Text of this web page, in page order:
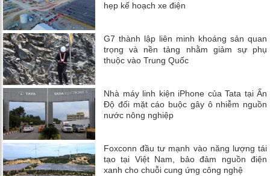
hẹp kế hoạch xe điện
G7 thành lập liên minh khoáng sản quan
trọng và nền tảng nhằm giảm sự phụ
thuộc vào Trung Quốc
Nhà máy linh kiện iPhone của Tata tại Ấn
Độ đối mặt cáo buộc gây ô nhiễm nguồn
nước nông nghiệp
Foxconn đầu tư mạnh vào năng lượng tái
tạo tại Việt Nam, bảo đảm nguồn điện
xanh cho chuỗi cung ứng công nghệ